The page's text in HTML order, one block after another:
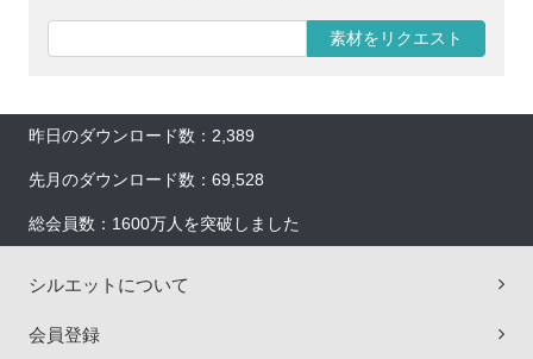
素材をリクエスト
昨日のダウンロード数：2,389
先月のダウンロード数：69,528
総会員数：1600万人を突破しました
シルエットについて
会員登録